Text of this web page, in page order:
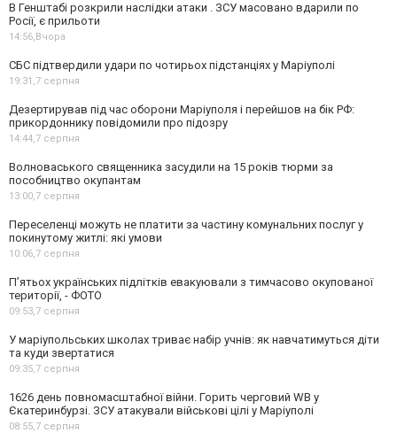
В Генштабі розкрили наслідки атаки . ЗСУ масовано вдарили по
Росії, є прильоти
14:56,Вчора
СБС підтвердили удари по чотирьох підстанціях у Маріуполі
19:31,7 серпня
Дезертирував під час оборони Маріуполя і перейшов на бік РФ:
прикордоннику повідомили про підозру
14:44,7 серпня
Волноваського священника засудили на 15 років тюрми за
пособництво окупантам
13:00,7 серпня
Переселенці можуть не платити за частину комунальних послуг у
покинутому житлі: які умови
10:06,7 серпня
П’ятьох українських підлітків евакуювали з тимчасово окупованої
території, - ФОТО
09:53,7 серпня
У маріупольських школах триває набір учнів: як навчатимуться діти
та куди звертатися
09:35,7 серпня
1626 день повномасштабної війни. Горить черговий WB у
Єкатеринбурзі. ЗСУ атакували військові цілі у Маріуполі
08:55,7 серпня